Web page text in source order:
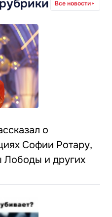
Все новости
о
Софии Ротару,
Лободы и других